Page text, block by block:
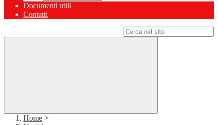
Documenti utili
Contatti
Home >